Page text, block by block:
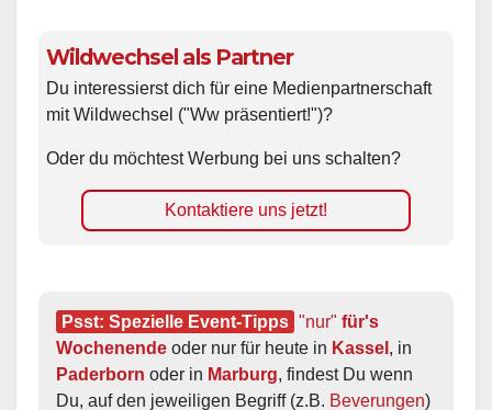
Wildwechsel als Partner
Du interessierst dich für eine Medienpartnerschaft
mit Wildwechsel ("Ww präsentiert!")?
Oder du möchtest Werbung bei uns schalten?
Kontaktiere uns jetzt!
Psst: Spezielle Event-Tipps "nur" für's
Wochenende oder nur für heute in Kassel
Paderborn oder in Marburg , findest Du wenn
Du, auf den jeweiligen Begriff (z.B. Beverungen)